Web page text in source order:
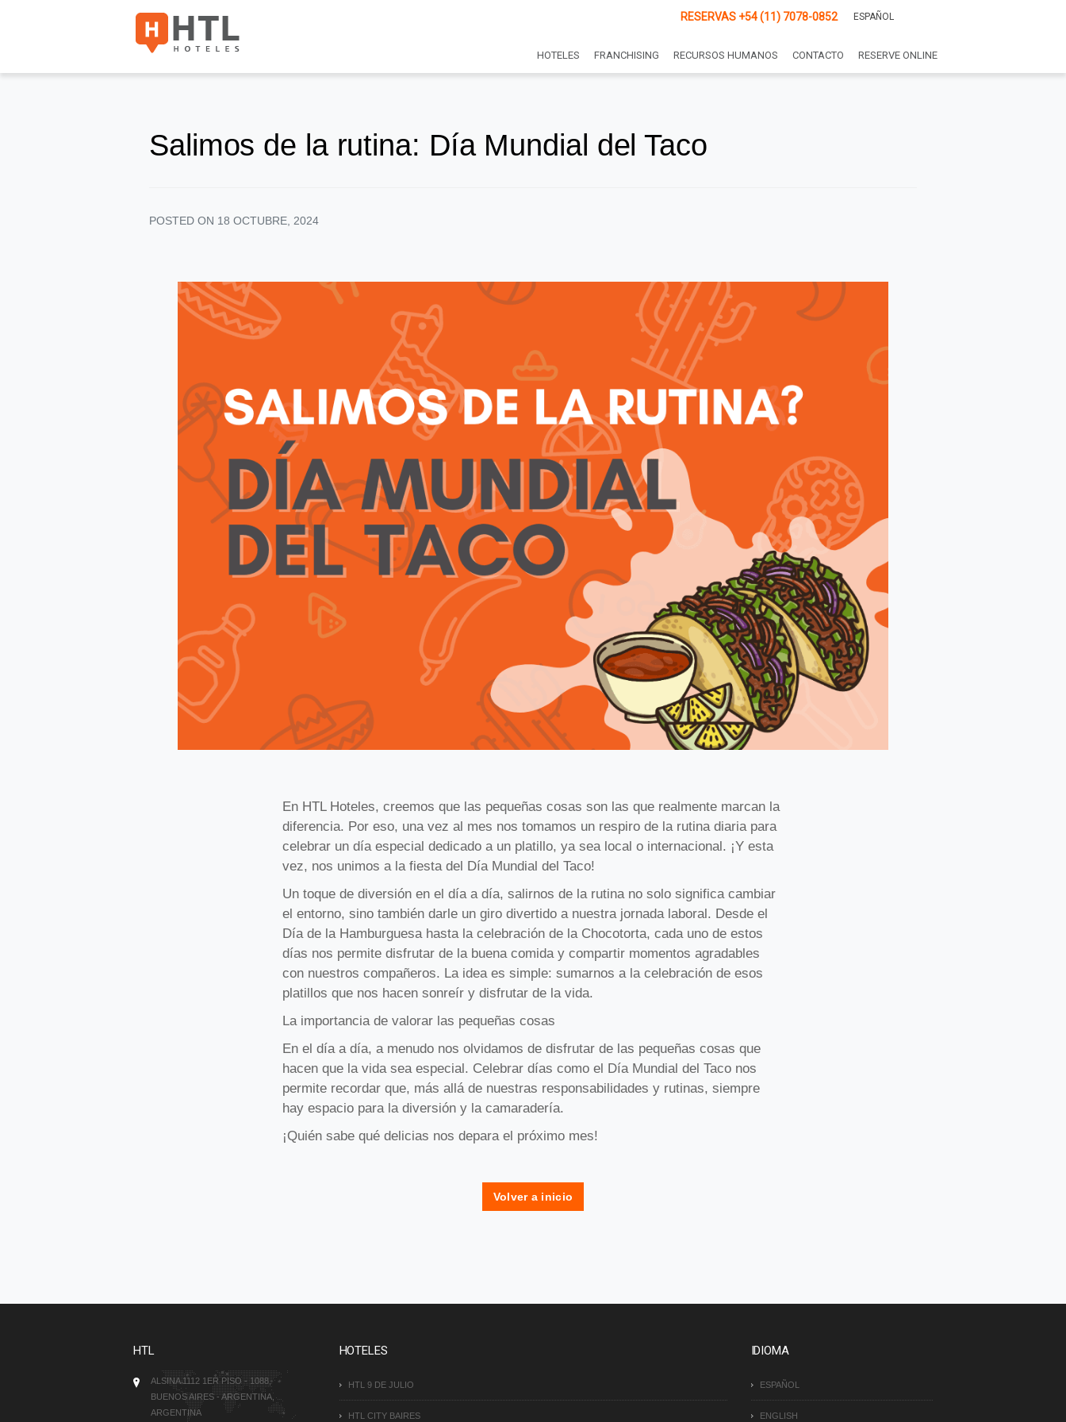
RESERVAS +54 (11) 7078-0852 ESPAÑOL
HOTELES FRANCHISING RECURSOS HUMANOS CONTACTO RESERVE ONLINE
Salimos de la rutina: Día Mundial del Taco
POSTED ON 18 OCTUBRE, 2024
En HTL Hoteles, creemos que las pequeñas cosas son las que realmente marcan la
diferencia. Por eso, una vez al mes nos tomamos un respiro de la rutina diaria para
celebrar un día especial dedicado a un platillo, ya sea local o internacional. ¡Y esta
vez, nos unimos a la fiesta del Día Mundial del Taco!
Un toque de diversión en el día a día, salirnos de la rutina no solo significa cambiar
el entorno, sino también darle un giro divertido a nuestra jornada laboral. Desde el
Día de la Hamburguesa hasta la celebración de la Chocotorta, cada uno de estos
días nos permite disfrutar de la buena comida y compartir momentos agradables
con nuestros compañeros. La idea es simple: sumarnos a la celebración de esos
platillos que nos hacen sonreír y disfrutar de la vida.
La importancia de valorar las pequeñas cosas
En el día a día, a menudo nos olvidamos de disfrutar de las pequeñas cosas que
hacen que la vida sea especial. Celebrar días como el Día Mundial del Taco nos
permite recordar que, más allá de nuestras responsabilidades y rutinas, siempre
hay espacio para la diversión y la camaradería.
¡Quién sabe qué delicias nos depara el próximo mes!
Volver a inicio
HTL
ALSINA 1112 1ER PISO - 1088,
BUENOS AIRES - ARGENTINA,
ARGENTINA
HOTELES
HTL 9 DE JULIO
HTL CITY BAIRES
IDIOMA
ESPAÑOL
ENGLISH